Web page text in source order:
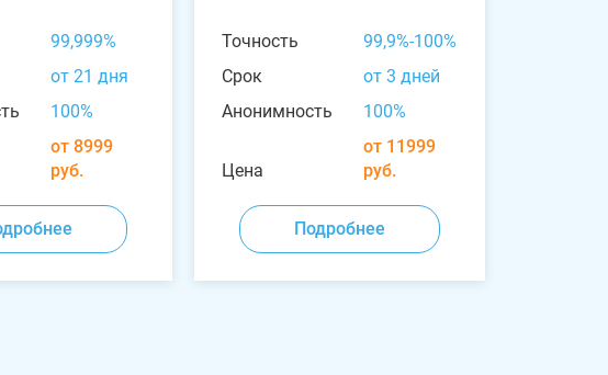
99,999%
от 21 дня
100%
от 8999
руб.
Точность
99,9%-100%
Срок
от 3 дней
Анонимность
100%
Цена
от 11999
руб.
Подробнее